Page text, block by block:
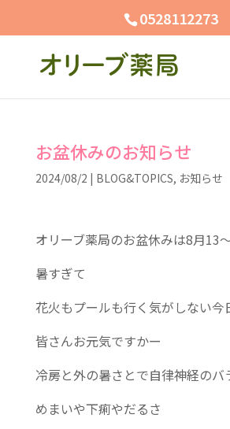
0528112273
お盆休みのお知らせ
2024/08/2 | BLOG&TOPICS, お知らせ
オリーブ薬局のお盆休みは8月13
暑すぎて
花火もプールも行く気がしない今
皆さんお元気ですかー
冷房と外の暑さとで自律神経のバ
めまいや下痢やだるさ